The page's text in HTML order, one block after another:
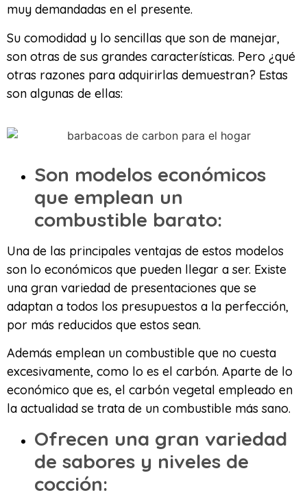
muy demandadas en el presente.
Su comodidad y lo sencillas que son de manejar,
son otras de sus grandes características. Pero ¿qué
otras razones para adquirirlas demuestran? Estas
son algunas de ellas:
Son modelos económicos
que emplean un
combustible barato:
Una de las principales ventajas de estos modelos
son lo económicos que pueden llegar a ser. Existe
una gran variedad de presentaciones que se
adaptan a todos los presupuestos a la perfección,
por más reducidos que estos sean.
Además emplean un combustible que no cuesta
excesivamente, como lo es el carbón. Aparte de lo
económico que es, el carbón vegetal empleado en
la actualidad se trata de un combustible más sano.
Ofrecen una gran variedad
de sabores y niveles de
cocción: